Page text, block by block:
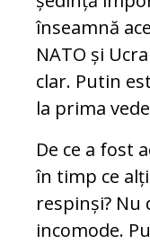
înseamnă
NATO și
clar. Putin
la prima
De ce a fost
în timp ce
respinși?
incomode.